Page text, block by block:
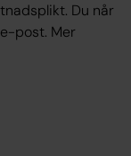
Du når
post. Mer